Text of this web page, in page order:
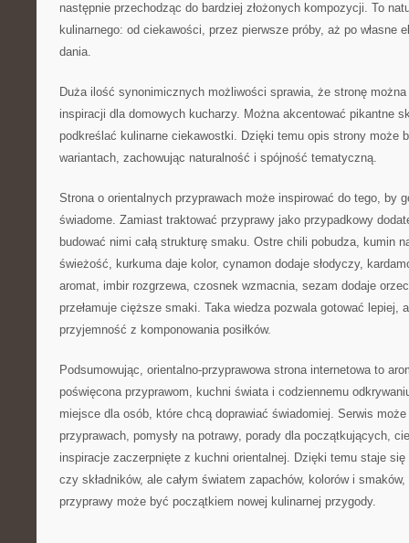
następnie przechodząc do bardziej złożonych kompozycji. To
kulinarnego: od ciekawości, przez pierwsze próby, aż po własne
dania.
Duża ilość synonimicznych możliwości sprawia, że stronę
inspiracji dla domowych kucharzy. Można akcentować pikantne
podkreślać kulinarne ciekawostki. Dzięki temu opis strony może
wariantach, zachowując naturalność i spójność tematyczną.
Strona o orientalnych przyprawach może inspirować do tego, by
świadome. Zamiast traktować przyprawy jako przypadkowy
budować nimi całą strukturę smaku. Ostre chili pobudza, kumin
świeżość, kurkuma daje kolor, cynamon dodaje słodyczy,
aromat, imbir rozgrzewa, czosnek wzmacnia, sezam dodaje
przełamuje cięższe smaki. Taka wiedza pozwala gotować lepiej,
przyjemność z komponowania posiłków.
Podsumowując, orientalno-przyprawowa strona internetowa to
poświęcona przyprawom, kuchni świata i codziennemu
miejsce dla osób, które chcą doprawiać świadomiej. Serwis może
przyprawach, pomysły na potrawy, porady dla początkujących,
inspiracje zaczerpnięte z kuchni orientalnej. Dzięki temu staje
czy składników, ale całym światem zapachów, kolorów i
przyprawy może być początkiem nowej kulinarnej przygody.